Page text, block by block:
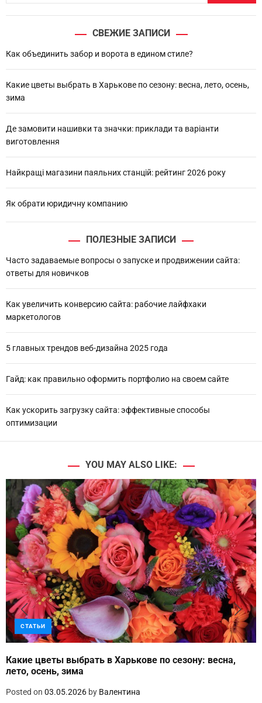
h
СВЕЖИЕ ЗАПИСИ
Как объединить забор и ворота в едином стиле?
Какие цветы выбрать в Харькове по сезону: весна, лето, осень,
зима
Де замовити нашивки та значки: приклади та варіанти
виготовлення
Найкращі магазини паяльних станцій: рейтинг 2026 року
Як обрати юридичну компанию
ПОЛЕЗНЫЕ ЗАПИСИ
Часто задаваемые вопросы о запуске и продвижении сайта:
ответы для новичков
Как увеличить конверсию сайта: рабочие лайфхаки
маркетологов
5 главных трендов веб-дизайна 2025 года
Гайд: как правильно оформить портфолио на своем сайте
Как ускорить загрузку сайта: эффективные способы
оптимизации
YOU MAY ALSO LIKE:
СТАТЬИ
Какие цветы выбрать в Харькове по сезону: весна,
лето, осень, зима
Posted on 03.05.2026 by Валентина